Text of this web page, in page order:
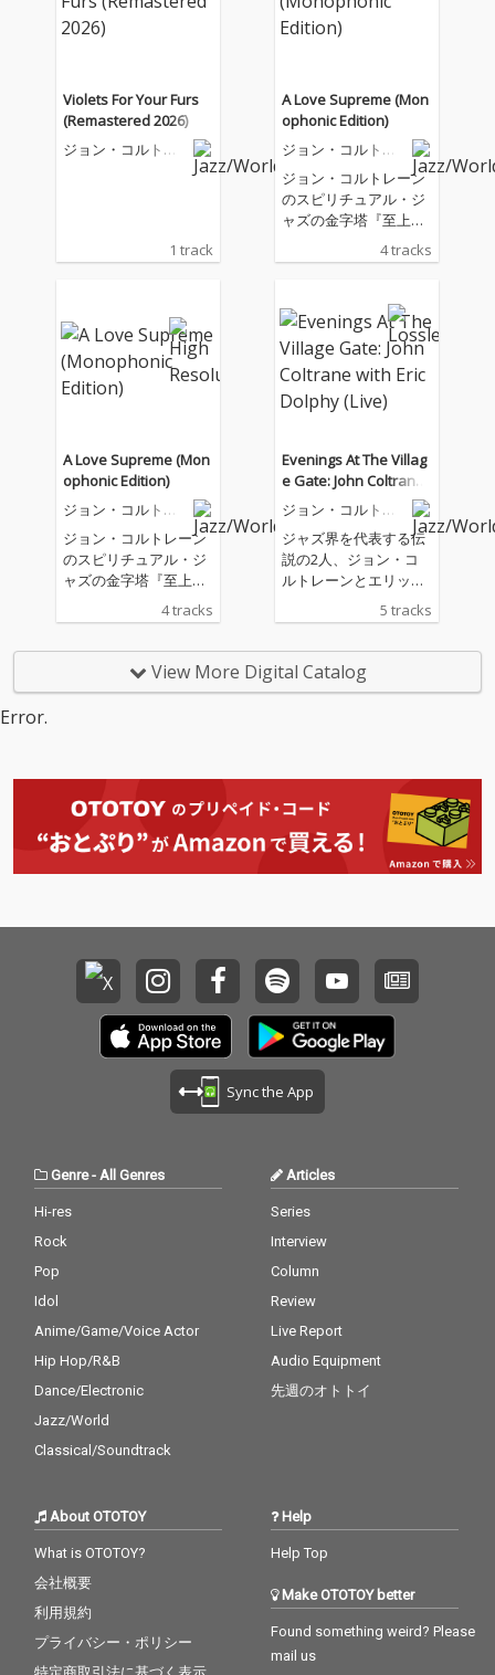
Violets For Your Furs
(Remastered 2026)
ジョン・コルトレ
1 track
A Love Supreme (Mon
ophonic Edition)
ジョン・コルトレ
ジョン・コルトレーン
のスピリチュアル・ジ
ャズの金字塔『至上の
愛』のリリース60周年
を記念してリリースさ
ター。ナッシュヴィル
拠点のマスタリング・
エンジニア、ライア
ン・スミスが、愛され
続けるこのアルバムの
オリジナル・アナロ
新たに鮮烈な音像を生
み出した。
4 tracks
A Love Supreme (Mon
ophonic Edition)
ジョン・コルトレ
ジョン・コルトレーン
のスピリチュアル・ジ
ャズの金字塔『至上の
愛』のリリース60周年
を記念してリリースさ
ター。ナッシュヴィル
拠点のマスタリング・
新たに鮮烈な音像を生
み出した。
4 tracks
Evenings At The Villag
e Gate: John Coltrane
with Eric Dolphy (Live)
ジョン・コルトレ
ジャズ界を代表する伝
説の2人、ジョン・コ
ルトレーンとエリッ
ク・ドルフィーによる
幻の未発表音源が発
5 tracks
View More Digital Catalog
Error.
Sync the App
Genre-All Genres
Hi-res
Rock
Pop
Idol
Anime/Game/Voice Actor
Hip Hop/R&B
Dance/Electronic
Jazz/World
Classical/Soundtrack
Articles
Series
Interview
Column
Review
Live Report
Audio Equipment
先週のオトトイ
About OTOTOY
What is OTOTOY?
会社概要
利用規約
プライバシー・ポリシー
Help
Help Top
Make OTOTOY better
Found something weird? Please
mail us